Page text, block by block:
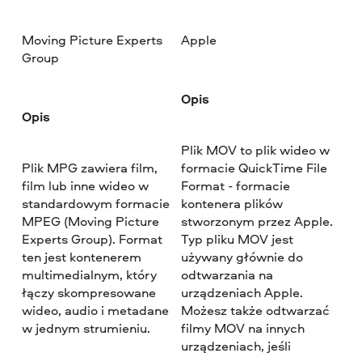
Moving Picture Experts
Group
Opis
Plik MPG zawiera film,
film lub inne wideo w
standardowym formacie
MPEG (Moving Picture
Experts Group). Format
ten jest kontenerem
multimedialnym, który
łączy skompresowane
wideo, audio i metadane
w jednym strumieniu.
Apple
Opis
Plik MOV to plik wideo w
formacie QuickTime File
Format - formacie
kontenera plików
stworzonym przez Apple.
Typ pliku MOV jest
używany głównie do
odtwarzania na
urządzeniach Apple.
Możesz także odtwarzać
filmy MOV na innych
urządzeniach, jeśli